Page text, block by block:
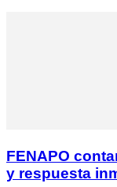
FENAPO
y respuesta